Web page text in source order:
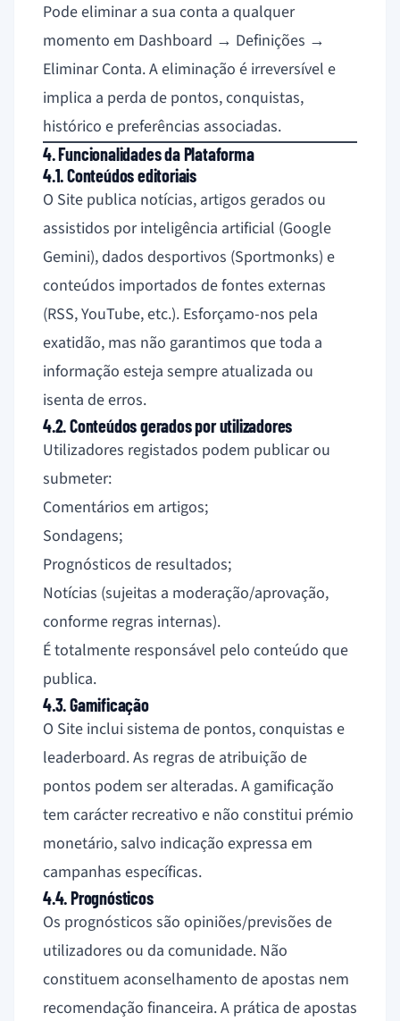
Pode eliminar a sua conta a qualquer
momento em Dashboard → Definições →
Eliminar Conta. A eliminação é irreversível e
implica a perda de pontos, conquistas,
histórico e preferências associadas.
4. Funcionalidades da Plataforma
4.1. Conteúdos editoriais
O Site publica notícias, artigos gerados ou
assistidos por inteligência artificial (Google
Gemini), dados desportivos (Sportmonks) e
conteúdos importados de fontes externas
(RSS, YouTube, etc.). Esforçamo-nos pela
exatidão, mas não garantimos que toda a
informação esteja sempre atualizada ou
isenta de erros.
4.2. Conteúdos gerados por utilizadores
Utilizadores registados podem publicar ou
submeter:
Comentários em artigos;
Sondagens;
Prognósticos de resultados;
Notícias (sujeitas a moderação/aprovação,
conforme regras internas).
É totalmente responsável pelo conteúdo que
publica.
4.3. Gamificação
O Site inclui sistema de pontos, conquistas e
leaderboard. As regras de atribuição de
pontos podem ser alteradas. A gamificação
tem carácter recreativo e não constitui prémio
monetário, salvo indicação expressa em
campanhas específicas.
4.4. Prognósticos
Os prognósticos são opiniões/previsões de
utilizadores ou da comunidade. Não
constituem aconselhamento de apostas nem
recomendação financeira. A prática de apostas